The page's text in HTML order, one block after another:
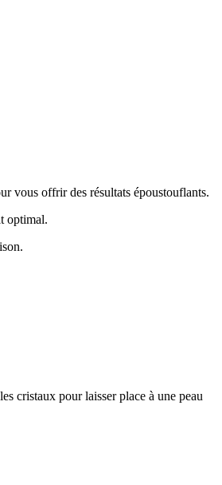
vous offrir des résultats époustouflants.
optimal.
cristaux pour laisser place à une peau